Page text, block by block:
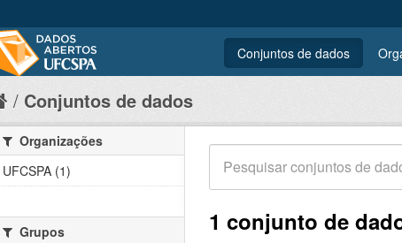
Conjuntos de dados
Conjuntos de dados
1 conjunto de
Organizações
UFCSPA (1)
Grupos